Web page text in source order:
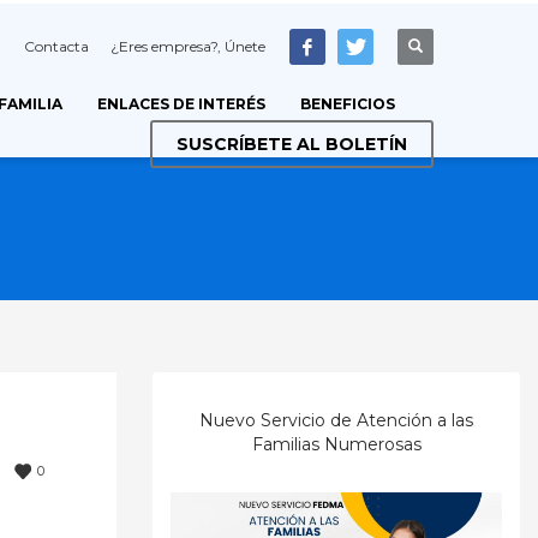
Contacta ¿Eres empresa?, Únete
ENLACES DE INTERÉS BENEFICIOS
SUSCRÍBETE AL BOLETÍN
0
Nuevo Servicio de Atención a las
Familias Numerosas